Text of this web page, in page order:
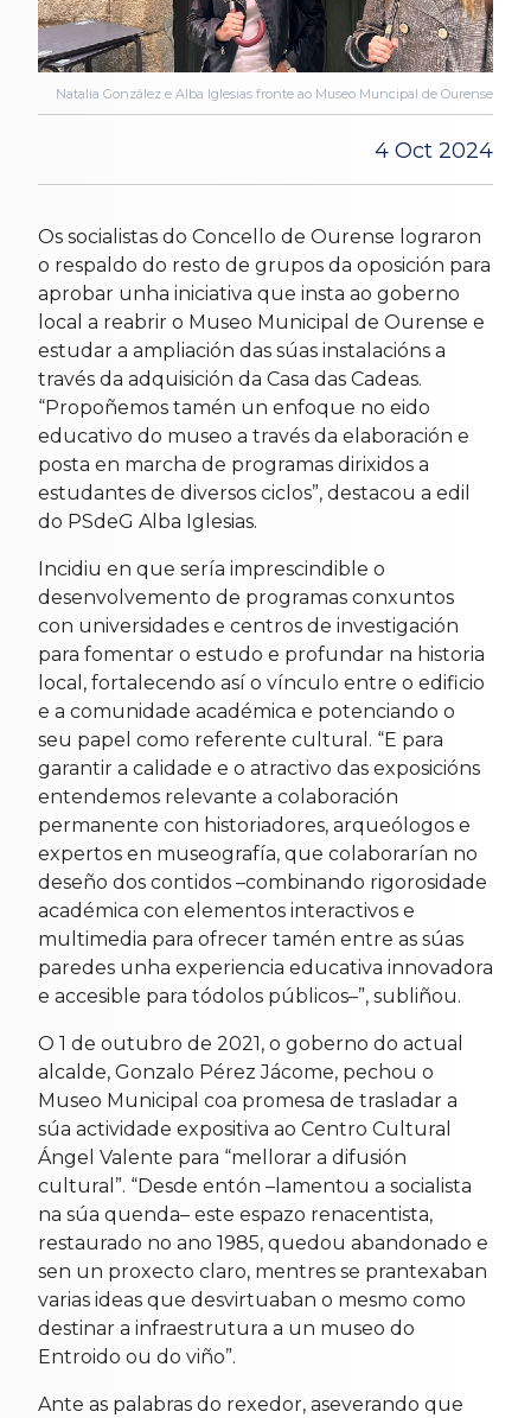
Natalia González e Alba Iglesias fronte ao Museo Muncipal de Ourense
4 Oct 2024
Os socialistas do Concello de Ourense lograron
o respaldo do resto de grupos da oposición para
aprobar unha iniciativa que insta ao goberno
local a reabrir o Museo Municipal de Ourense e
estudar a ampliación das súas instalacións a
través da adquisición da Casa das Cadeas.
“Propoñemos tamén un enfoque no eido
educativo do museo a través da elaboración e
posta en marcha de programas dirixidos a
estudantes de diversos ciclos”, destacou a edil
do PSdeG Alba Iglesias.
Incidiu en que sería imprescindible o
desenvolvemento de programas conxuntos
con universidades e centros de investigación
para fomentar o estudo e profundar na historia
local, fortalecendo así o vínculo entre o edificio
e a comunidade académica e potenciando o
seu papel como referente cultural. “E para
garantir a calidade e o atractivo das exposicións
entendemos relevante a colaboración
permanente con historiadores, arqueólogos e
expertos en museografía, que colaborarían no
deseño dos contidos –combinando rigorosidade
académica con elementos interactivos e
multimedia para ofrecer tamén entre as súas
paredes unha experiencia educativa innovadora
e accesible para tódolos públicos–”, subliñou.
O 1 de outubro de 2021, o goberno do actual
alcalde, Gonzalo Pérez Jácome, pechou o
Museo Municipal coa promesa de trasladar a
súa actividade expositiva ao Centro Cultural
Ángel Valente para “mellorar a difusión
cultural”. “Desde entón –lamentou a socialista
na súa quenda– este espazo renacentista,
restaurado no ano 1985, quedou abandonado e
sen un proxecto claro, mentres se prantexaban
varias ideas que desvirtuaban o mesmo como
destinar a infraestrutura a un museo do
Entroido ou do viño”.
Ante as palabras do rexedor, aseverando que